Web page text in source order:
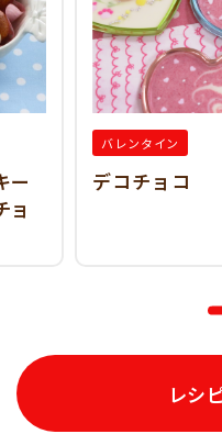
ー
ョ
バレンタイン
デコチョコ
レシ